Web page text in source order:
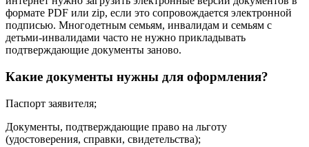
формате PDF или zip, если это сопровождается электронной
подписью. Многодетным семьям, инвалидам и семьям с
детьми-инвалидами часто не нужно прикладывать
подтверждающие документы заново.
Какие документы нужны для оформления?
Паспорт заявителя;
Документы, подтверждающие право на льготу
(удостоверения, справки, свидетельства);